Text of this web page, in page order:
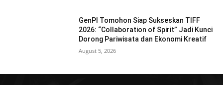
GenPI Tomohon Siap Sukseskan TIFF
2026: “Collaboration of Spirit” Jadi Kunci
Dorong Pariwisata dan Ekonomi Kreatif
August 5, 2026